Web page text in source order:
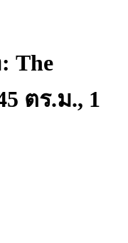
The
ตร.ม., 1